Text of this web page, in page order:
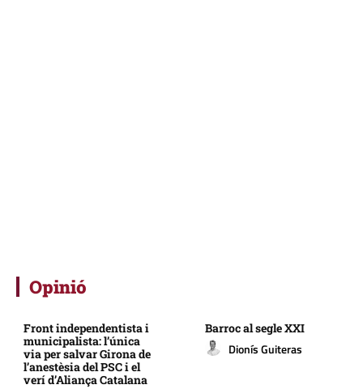
Opinió
Front independentista i
municipalista: l’única
via per salvar Girona de
l’anestèsia del PSC i el
verí d’Aliança Catalana
Barroc al segle XXI
Dionís Guiteras